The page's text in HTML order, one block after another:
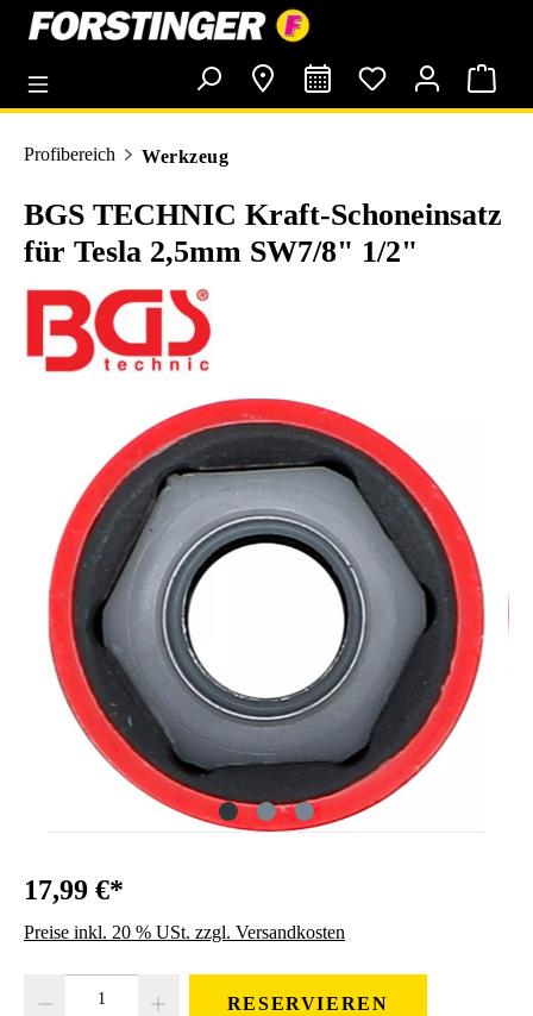
springen
Profibereich Werkzeug
BGS TECHNIC Kraft-Schoneinsatz
für Tesla 2,5mm SW7/8" 1/2"
Bildergalerie überspringen
17,99 €*
Preise inkl. 20 % USt. zzgl. Versandkosten
RESERVIEREN